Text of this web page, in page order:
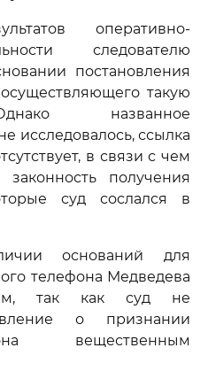
оперативно-
следователю
постановления
такую
названное
исследовалось, ссылка
в связи с чем
получения
суд сослался в
оснований для
телефона Медведева
так как суд не
о признании
вещественным